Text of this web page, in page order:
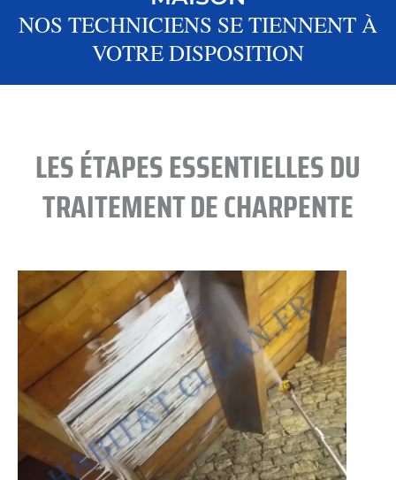
NOS TECHNICIENS SE TIENNENT À
VOTRE DISPOSITION
LES ÉTAPES ESSENTIELLES DU
TRAITEMENT DE CHARPENTE